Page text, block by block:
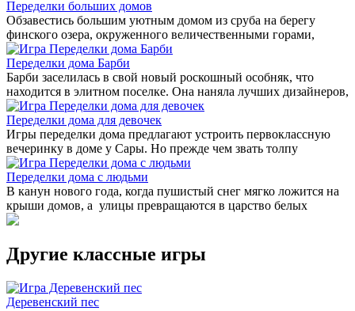
Переделки больших домов
Обзавестись большим уютным домом из сруба на берегу
финского озера, окруженного величественными горами,
Переделки дома Барби
Барби заселилась в свой новый роскошный особняк, что
находится в элитном поселке. Она наняла лучших дизайнеров,
Переделки дома для девочек
Игры переделки дома предлагают устроить первоклассную
вечеринку в доме у Сары. Но прежде чем звать толпу
Переделки дома с людьми
В канун нового года, когда пушистый снег мягко ложится на
крыши домов, а улицы превращаются в царство белых
Другие классные игры
Деревенский пес